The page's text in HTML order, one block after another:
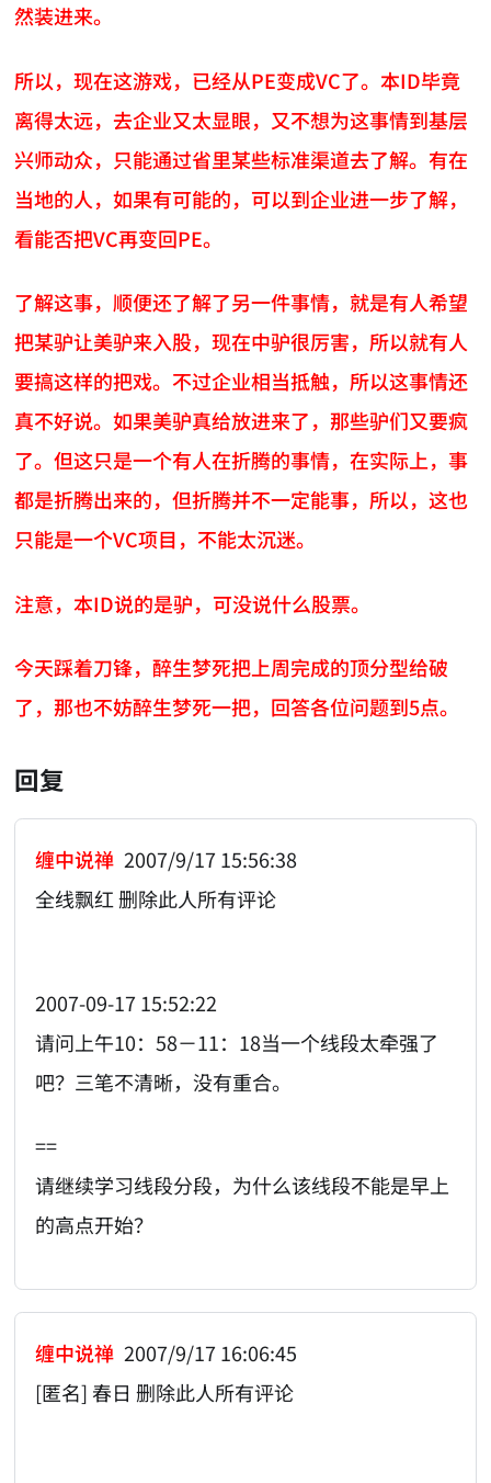
然装进来。
所以，现在这游戏，已经从PE变成VC了。本ID毕竟
离得太远，去企业又太显眼，又不想为这事情到基层
兴师动众，只能通过省里某些标准渠道去了解。有在
当地的人，如果有可能的，可以到企业进一步了解，
看能否把VC再变回PE。
了解这事，顺便还了解了另一件事情，就是有人希望
把某驴让美驴来入股，现在中驴很厉害，所以就有人
要搞这样的把戏。不过企业相当抵触，所以这事情还
真不好说。如果美驴真给放进来了，那些驴们又要疯
了。但这只是一个有人在折腾的事情，在实际上，事
都是折腾出来的，但折腾并不一定能事，所以，这也
只能是一个VC项目，不能太沉迷。
注意，本ID说的是驴，可没说什么股票。
今天踩着刀锋，醉生梦死把上周完成的顶分型给破
了，那也不妨醉生梦死一把，回答各位问题到5点。
回复
缠中说禅 2007/9/17 15:56:38
全线飘红 删除此人所有评论
2007-09-17 15:52:22
请问上午10：58－11：18当一个线段太牵强了
吧？三笔不清晰，没有重合。
==
请继续学习线段分段，为什么该线段不能是早上
的高点开始？
缠中说禅 2007/9/17 16:06:45
[匿名] 春日 删除此人所有评论